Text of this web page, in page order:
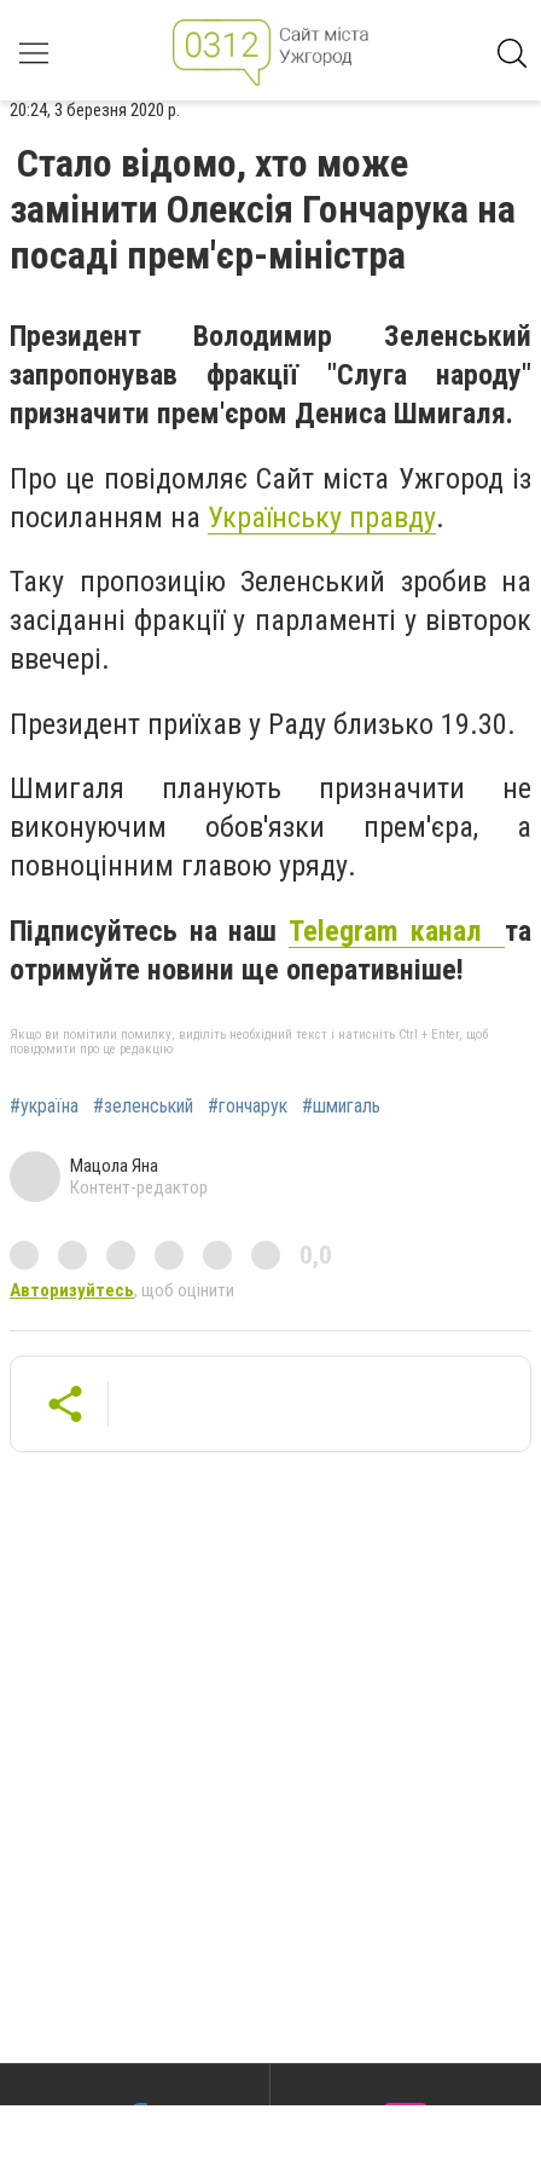
20:24, 3 березня 2020 р.
Стало відомо, хто може
замінити Олексія Гончарука на
посаді прем'єр-міністра
Президент Володимир Зеленський
запропонував фракції "Слуга народу"
призначити прем'єром Дениса Шмигаля.
Про це повідомляє Сайт міста Ужгород із
посиланням на Українську правду.
Таку пропозицію Зеленський зробив на
засіданні фракції у парламенті у вівторок
ввечері.
Президент приїхав у Раду близько 19.30.
Шмигаля планують призначити не
виконуючим обов'язки прем'єра, а
повноцінним главою уряду.
Підписуйтесь на наш Telegram канал та
отримуйте новини ще оперативніше!
Якщо ви помітили помилку, виділіть необхідний текст і натисніть Ctrl + Enter, щоб
повідомити про це редакцію
#україна #зеленський #гончарук #шмигаль
Мацола Яна
Контент-редактор
0,0
Авторизуйтесь, щоб оцінити